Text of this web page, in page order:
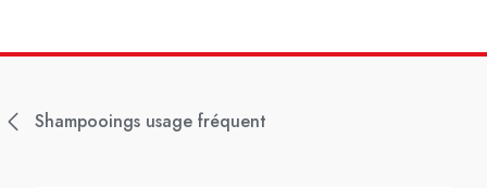
Shampooings usage fréquent